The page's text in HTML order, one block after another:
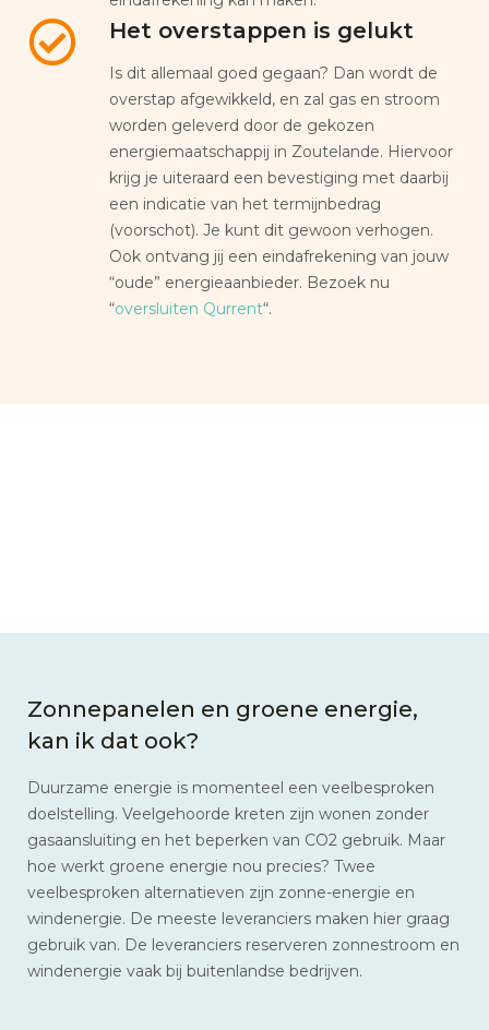
Het overstappen is gelukt
Is dit allemaal goed gegaan? Dan wordt de
overstap afgewikkeld, en zal gas en stroom
worden geleverd door de gekozen
energiemaatschappij in Zoutelande. Hiervoor
krijg je uiteraard een bevestiging met daarbij
een indicatie van het termijnbedrag
(voorschot). Je kunt dit gewoon verhogen.
Ook ontvang jij een eindafrekening van jouw
“oude” energieaanbieder. Bezoek nu
“oversluiten Qurrent“.
Zonnepanelen en groene energie,
kan ik dat ook?
Duurzame energie is momenteel een veelbesproken
doelstelling. Veelgehoorde kreten zijn wonen zonder
gasaansluiting en het beperken van CO2 gebruik. Maar
hoe werkt groene energie nou precies? Twee
veelbesproken alternatieven zijn zonne-energie en
windenergie. De meeste leveranciers maken hier graag
gebruik van. De leveranciers reserveren zonnestroom en
windenergie vaak bij buitenlandse bedrijven.